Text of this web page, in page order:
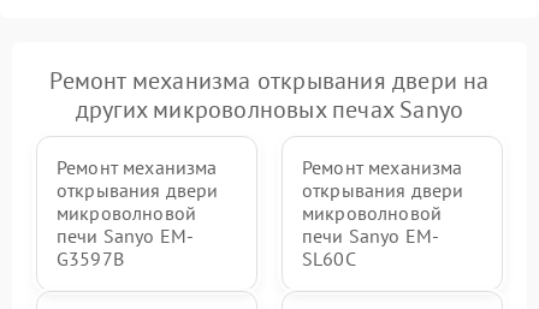
Ремонт механизма открывания двери на
других микроволновых печах Sanyo
Ремонт механизма
открывания двери
микроволновой
печи Sanyo EM-
G3597B
Ремонт механизма
открывания двери
микроволновой
печи Sanyo EM-
SL60C